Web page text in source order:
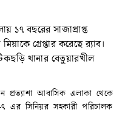
১৭ বছরের সাজাপ্রাপ্ত
গ্রেপ্তার করেছে র‌্যাব।
থানার বেতুয়ারখীল
প্রত্যাশা আবাসিক এলাকা থেকে
৭ এর সিনিয়র সহকারী পরিচালক